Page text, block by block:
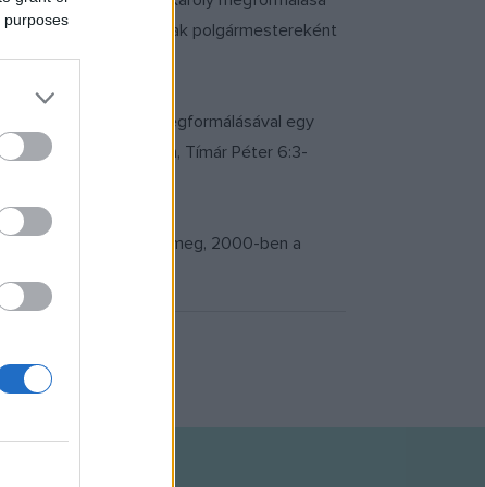
purposesGogol A revizorjának polgármestereként
Pelikán gátőr megformálásával egy
a Legényanyában, Tímár Péter 6:3-
díjat 1973-ban kapta meg, 2000-ben a